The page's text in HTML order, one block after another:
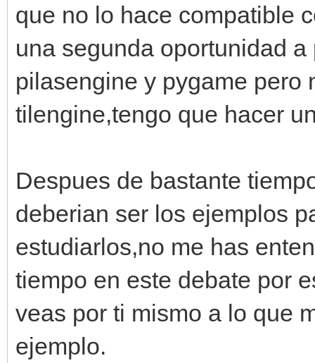
que no lo hace compatible
una segunda oportunidad
pilasengine y pygame pero
tilengine,tengo que hacer
Despues de bastante
deberian ser los ejemplos
estudiarlos,no me has
tiempo en este debate por
veas por ti mismo a lo que
ejemplo.